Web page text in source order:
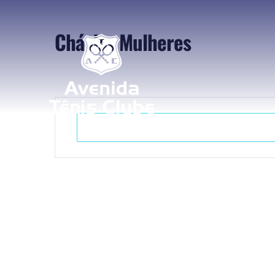
Chá das Mulheres